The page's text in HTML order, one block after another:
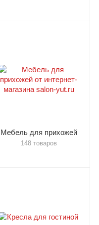
Мебель для прихожей
148 товаров